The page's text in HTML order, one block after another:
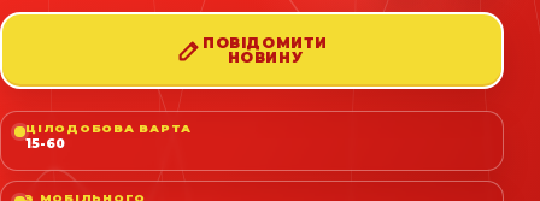
ПОВІДОМИТИ
НОВИНУ
ЦІЛОДОБОВА ВАРТА
15-60
З МОБІЛЬНОГО